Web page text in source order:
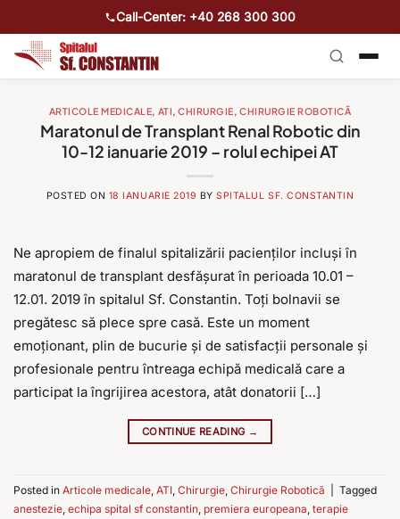
Call-Center: +40 268 300 300
ARTICOLE MEDICALE, ATI,CHIRURGIE, CHIRURGIE ROBOTICĂ
Maratonul de Transplant Renal Robotic din
10-12 ianuarie 2019 – rolul echipei AT
POSTED ON 18 IANUARIE 2019 BYSPITALUL SF. CONSTANTIN
Ne apropiem de finalul spitalizării pacienților incluși în
maratonul de transplant desfășurat în perioada 10.01 –
12.01. 2019 în spitalul Sf. Constantin. Toți bolnavii se
pregătesc să plece spre casă. Este un moment
emoționant, plin de bucurie și de satisfacții personale și
profesionale pentru întreaga echipă medicală care a
participat la îngrijirea acestora, atât donatorii […]
CONTINUE READING →
Posted in Articole medicale, ATI, Chirurgie, Chirurgie Robotică
Tagged
anestezie, echipa spital sf constantin, premiera europeana, terapie